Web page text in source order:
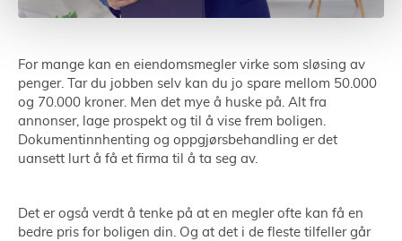
For mange kan en eiendomsmegler virke som sløsing av
penger. Tar du jobben selv kan du jo spare mellom 50.000
og 70.000 kroner. Men det mye å huske på. Alt fra
annonser, lage prospekt og til å vise frem boligen.
Dokumentinnhenting og oppgjørsbehandling er det
uansett lurt å få et firma til å ta seg av.
Det er også verdt å tenke på at en megler ofte kan få en
bedre pris for boligen din. Og at det i de fleste tilfeller går